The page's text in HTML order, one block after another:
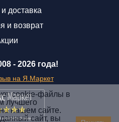
- 2026 года!
на Я.Маркет
доставка
и возврат
cookie-файлы в
лучшего
нашем сайте.
сайт, вы